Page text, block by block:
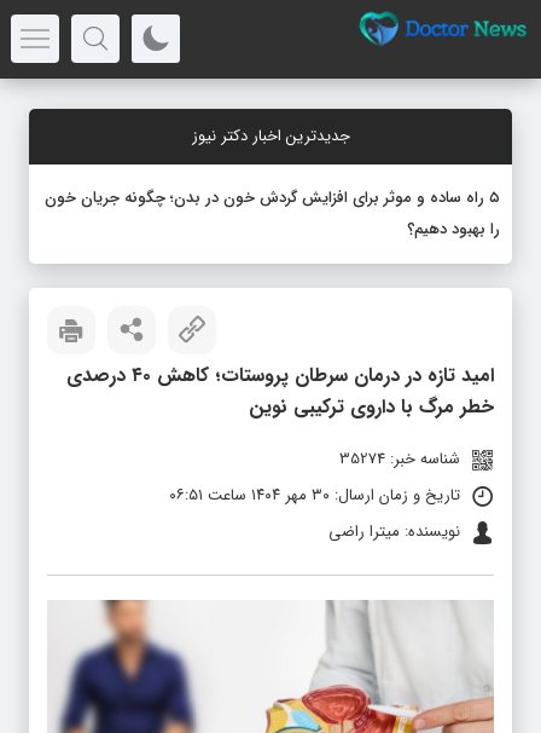
جدیدترین اخبار دکتر نیوز
۵ راه ساده و موثر برای افزایش گردش خون در بدن؛ چگونه جریان خون
را بهبود دهیم؟
امید تازه در درمان سرطان پروستات؛ کاهش ۴۰ درصدی
خطر مرگ با داروی ترکیبی نوین
شناسه خبر: 35274
تاریخ و زمان ارسال: ۳۰ مهر ۱۴۰۴ ساعت ۰۶:۵۱
نویسنده: میترا راضی